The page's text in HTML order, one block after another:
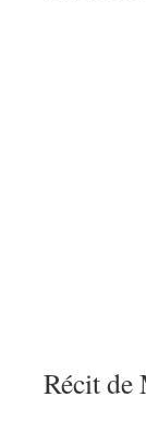
Récit de